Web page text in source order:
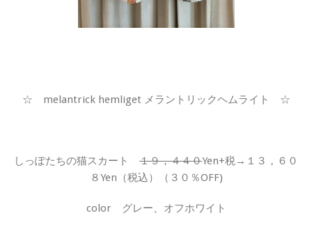
☆ melantrick hemliget メラントリックヘムライト ☆
しっぽたちの猫スカート １９，４４０Yen+税→１３，６０
８Yen（税込）（３０％OFF)
color グレー、オフホワイト